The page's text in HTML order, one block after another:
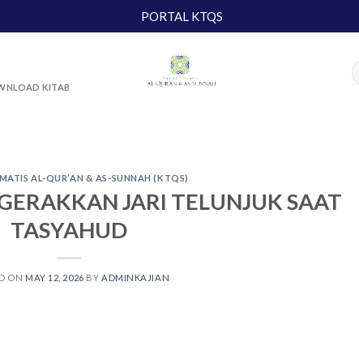
PORTAL KTQS
KITAB
AL-QUR’AN & AS-SUNNAH (KTQS)
JARI TELUNJUK SAAT
TASYAHUD
ON MAY 12, 2026 BY ADMINKAJIAN